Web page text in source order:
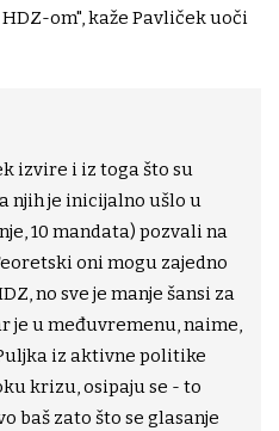
om", kaže Pavliček uoči
izvire i iz toga što su
njih je inicijalno ušlo u
10 mandata) pozvali na
oni mogu zajedno
no sve je manje šansi za
je u međuvremenu, naime,
iz aktivne politike
krizu, osipaju se - to
baš zato što se glasanje